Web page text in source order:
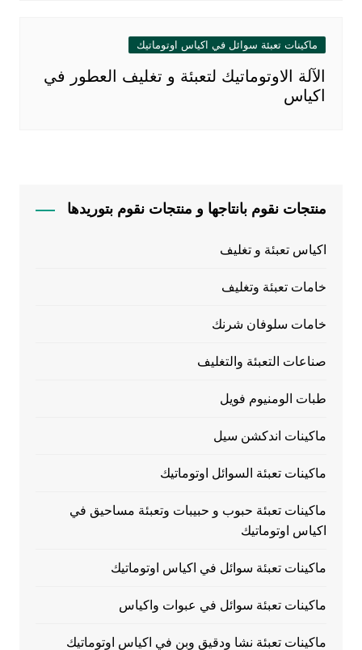
ماكينات تعبئة سوائل في اكياس اوتوماتيك
الآلة الاوتوماتيك لتعبئة و تغليف العطور في
اكياس
منتجات نقوم بانتاجها و منتجات نقوم بتوريدها
اكياس تعبئة و تغليف
خامات تعبئة وتغليف
خامات سلوفان شرنك
صناعات التعبئة والتغليف
طبات الومنيوم فويل
ماكينات اندكشن سيل
ماكينات تعبئة السوائل اوتوماتيك
ماكينات تعبئة حبوب و حبيبات وتعبئة مساحيق في
اكياس اوتوماتيك
ماكينات تعبئة سوائل في اكياس اوتوماتيك
ماكينات تعبئة سوائل في عبوات واكياس
ماكينات تعبئة نشا ودقيق وبن في اكياس اوتوماتيك